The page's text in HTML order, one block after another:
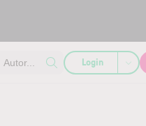
Login